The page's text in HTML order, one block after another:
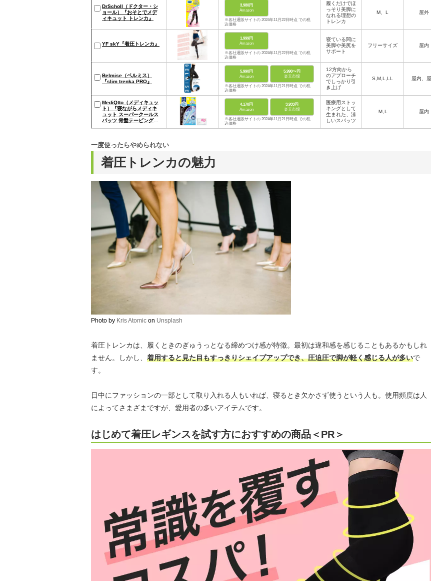
DrScholl（ドクター・シ
ョール）『おそとでメデ
ィキュット トレンカ』
3,980円
Amazon
※各社通販サイトの 2024年11月22日時点 での税
込価格
履くだけでほ
っそり美脚に
なれる理想の
トレンカ
M、L 屋外
YF skY『着圧トレンカ』
1,999円
Amazon
※各社通販サイトの 2024年11月22日時点 での税
込価格
寝ている間に
美脚や美尻を
サポート
フリーサイズ 屋内
Belmise（ベルミス）
『slim trenka PRO』
5,990円
Amazon
5,990〜円
楽天市場
※各社通販サイトの 2024年11月21日時点 での税
込価格
12方向から
のアプローチ
でしっかり引
き上げ
S,M,L,LL 屋内、屋外
MediQtto（メディキュッ
ト）『寝ながらメディキ
ュット スーパークールス
パッツ 骨盤テーピング付
4,170円
Amazon
3,933円
楽天市場
※各社通販サイトの 2024年11月21日時点 での税
込価格
医療用ストッ
キングとして
生まれた、涼
しいスパッツ
Ｍ,L 屋内
着圧トレンカの魅力
一度使ったらやめられない
Photo by Kris Atomic on Unsplash
着圧トレンカは、履くときのぎゅうっとなる締めつけ感が特徴。最初は違和感を感じることもあるかもしれ
ません。しかし、 着用すると見た目もすっきりシェイプアップでき、圧迫圧で脚が軽く感じる人が多いで
す。
日中にファッションの一部として取り入れる人もいれば、寝るとき欠かさず使うという人も。使用頻度は人
によってさまざまですが、愛用者の多いアイテムです。
はじめて着圧レギンスを試す方におすすめの商品＜PR＞